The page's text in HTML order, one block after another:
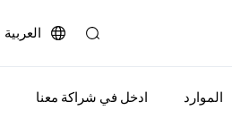
العربية
الموارد ادخل في شراكة معنا